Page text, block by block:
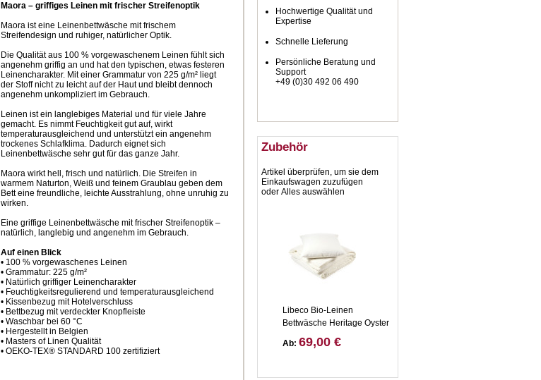
Maora – griffiges Leinen mit frischer Streifenoptik
Maora ist eine Leinenbettwäsche mit frischem
Streifendesign und ruhiger, natürlicher Optik.
Die Qualität aus 100 % vorgewaschenem Leinen fühlt sich
angenehm griffig an und hat den typischen, etwas festeren
Leinencharakter. Mit einer Grammatur von 225 g/m² liegt
der Stoff nicht zu leicht auf der Haut und bleibt dennoch
angenehm unkompliziert im Gebrauch.
Leinen ist ein langlebiges Material und für viele Jahre
gemacht. Es nimmt Feuchtigkeit gut auf, wirkt
temperaturausgleichend und unterstützt ein angenehm
trockenes Schlafklima. Dadurch eignet sich
Leinenbettwäsche sehr gut für das ganze Jahr.
Maora wirkt hell, frisch und natürlich. Die Streifen in
warmem Naturton, Weiß und feinem Graublau geben dem
Bett eine freundliche, leichte Ausstrahlung, ohne unruhig zu
wirken.
Eine griffige Leinenbettwäsche mit frischer Streifenoptik –
natürlich, langlebig und angenehm im Gebrauch.
Auf einen Blick
• 100 % vorgewaschenes Leinen
• Grammatur: 225 g/m²
• Natürlich griffiger Leinencharakter
• Feuchtigkeitsregulierend und temperaturausgleichend
• Kissenbezug mit Hotelverschluss
• Bettbezug mit verdeckter Knopfleiste
• Waschbar bei 60 °C
• Hergestellt in Belgien
• Masters of Linen Qualität
• OEKO-TEX® STANDARD 100 zertifiziert
Hochwertige Qualität und
Expertise
Schnelle Lieferung
Persönliche Beratung und
Support
+49 (0)30 492 06 490
Zubehör
Artikel überprüfen, um sie dem
Einkaufswagen zuzufügen
oder Alles auswählen
Libeco Bio-Leinen
Bettwäsche Heritage Oyster
Ab: 69,00 €